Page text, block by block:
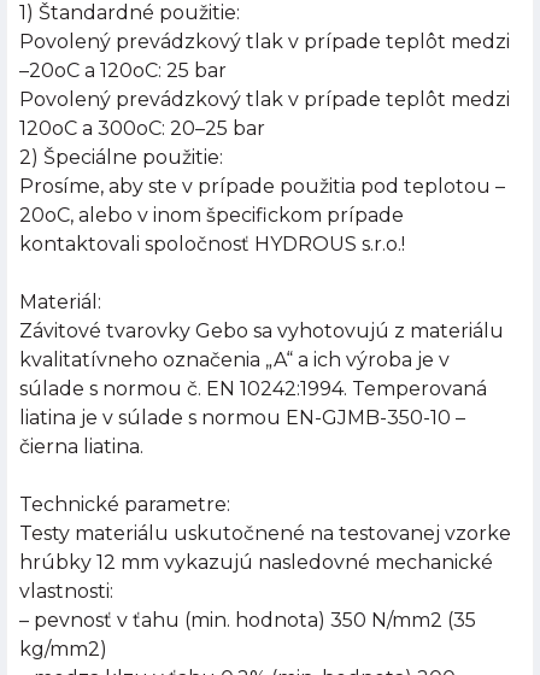
1) Štandardné použitie:
Povolený prevádzkový tlak v prípade teplôt medzi
–20oC a 120oC: 25 bar
Povolený prevádzkový tlak v prípade teplôt medzi
120oC a 300oC: 20–25 bar
2) Špeciálne použitie:
Prosíme, aby ste v prípade použitia pod teplotou –
20oC, alebo v inom špecifickom prípade
kontaktovali spoločnosť HYDROUS s.r.o.!
Materiál:
Závitové tvarovky Gebo sa vyhotovujú z materiálu
kvalitatívneho označenia „A“ a ich výroba je v
súlade s normou č. EN 10242:1994. Temperovaná
liatina je v súlade s normou EN-GJMB-350-10 –
čierna liatina.
Technické parametre:
Testy materiálu uskutočnené na testovanej vzorke
hrúbky 12 mm vykazujú nasledovné mechanické
vlastnosti:
– pevnosť v ťahu (min. hodnota) 350 N/mm2 (35
kg/mm2)